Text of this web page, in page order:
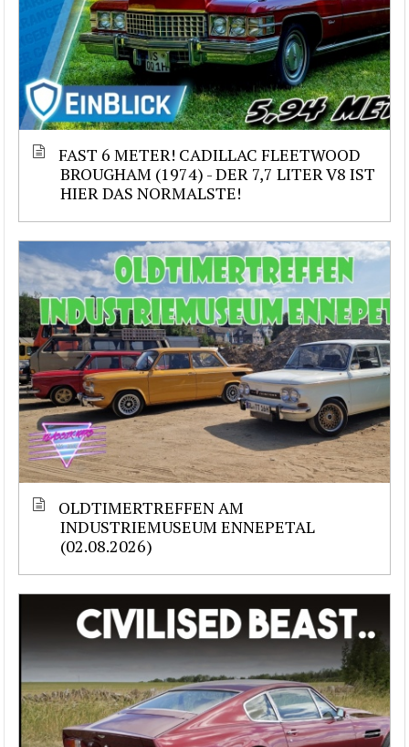
FAST 6 METER! CADILLAC FLEETWOOD
BROUGHAM (1974) - DER 7,7 LITER V8 IST
HIER DAS NORMALSTE!
OLDTIMERTREFFEN AM
INDUSTRIEMUSEUM ENNEPETAL
(02.08.2026)